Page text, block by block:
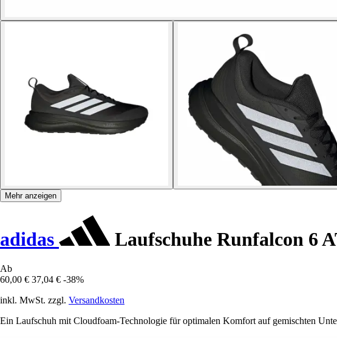
Mehr anzeigen
adidas Laufschuhe Runfalcon 6
Ab
60,00 € 37,04 € -38%
inkl. MwSt. zzgl. Versandkosten
Ein Laufschuh mit Cloudfoam-Technologie für optimalen Komfort auf gemischten